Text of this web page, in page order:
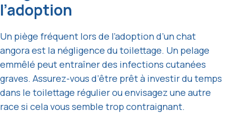
l’adoption
Un piège fréquent lors de l’adoption d’un chat
angora est la négligence du toilettage. Un pelage
emmêlé peut entraîner des infections cutanées
graves. Assurez-vous d’être prêt à investir du temps
dans le toilettage régulier ou envisagez une autre
race si cela vous semble trop contraignant.